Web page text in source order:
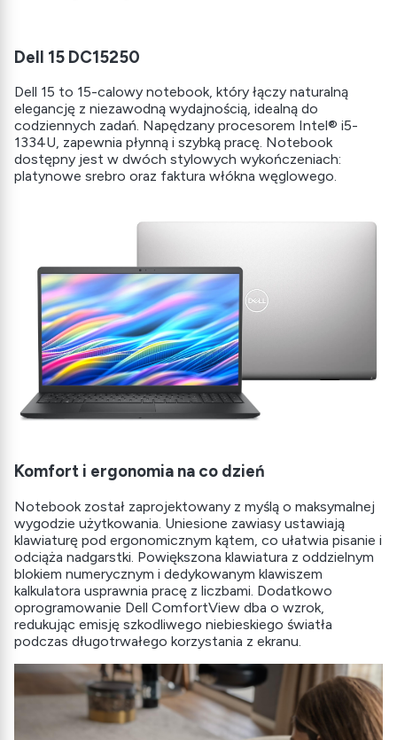
Dell 15 DC15250
Dell 15 to 15-calowy notebook, który łączy naturalną
elegancję z niezawodną wydajnością, idealną do
codziennych zadań. Napędzany procesorem Intel® i5-
1334U, zapewnia płynną i szybką pracę. Notebook
dostępny jest w dwóch stylowych wykończeniach:
platynowe srebro oraz faktura włókna węglowego.
Komfort i ergonomia na co dzień
Notebook został zaprojektowany z myślą o maksymalnej
wygodzie użytkowania. Uniesione zawiasy ustawiają
klawiaturę pod ergonomicznym kątem, co ułatwia pisanie i
odciąża nadgarstki. Powiększona klawiatura z oddzielnym
blokiem numerycznym i dedykowanym klawiszem
kalkulatora usprawnia pracę z liczbami. Dodatkowo
oprogramowanie Dell ComfortView dba o wzrok,
redukując emisję szkodliwego niebieskiego światła
podczas długotrwałego korzystania z ekranu.